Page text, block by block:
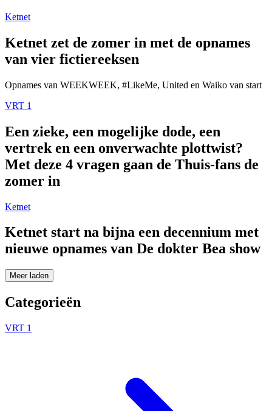
Ketnet
Ketnet zet de zomer in met de opnames
van vier fictiereeksen
Opnames van WEEKWEEK, #LikeMe, United en Waiko van start
VRT 1
Een zieke, een mogelijke dode, een
vertrek en een onverwachte plottwist?
Met deze 4 vragen gaan de Thuis-fans de
zomer in
Ketnet
Ketnet start na bijna een decennium met
nieuwe opnames van De dokter Bea show
Meer laden
Categorieën
VRT 1